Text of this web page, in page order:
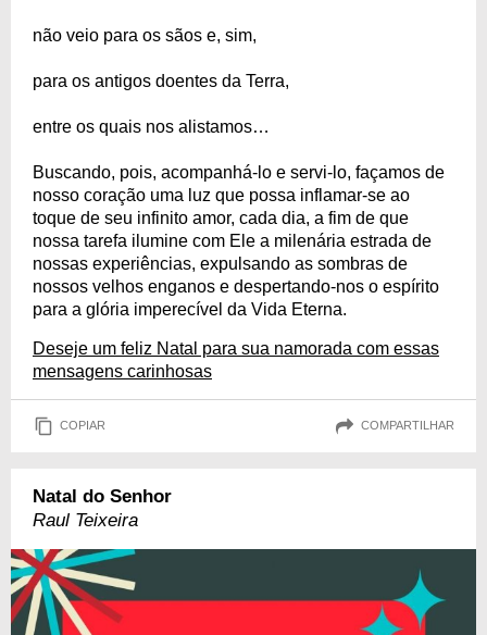
não veio para os sãos e, sim,
para os antigos doentes da Terra,
entre os quais nos alistamos…
Buscando, pois, acompanhá-lo e servi-lo, façamos de
nosso coração uma luz que possa inflamar-se ao
toque de seu infinito amor, cada dia, a fim de que
nossa tarefa ilumine com Ele a milenária estrada de
nossas experiências, expulsando as sombras de
nossos velhos enganos e despertando-nos o espírito
para a glória imperecível da Vida Eterna.
Deseje um feliz Natal para sua namorada com essas
mensagens carinhosas
COPIAR COMPARTILHAR
Natal do Senhor
Raul Teixeira